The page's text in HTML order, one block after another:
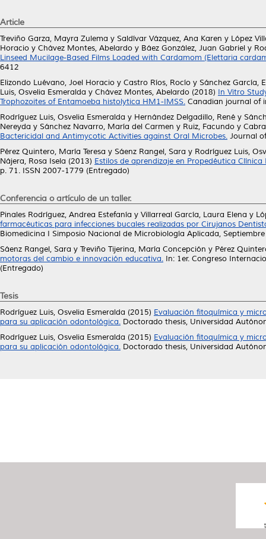
Article
Treviño Garza, Mayra Zulema y Saldívar Vázquez, Ana Karen y López
Horacio y Chávez Montes, Abelardo y Báez González, Juan Gabriel y
Linseed Mucilage-Based Films Loaded with Cardamom (Elettaria
6412
Elizondo Luévano, Joel Horacio y Castro Ríos, Rocío y Sánchez García,
Luis, Osvelia Esmeralda y Chávez Montes, Abelardo (2018) In Vitro
Trophozoites of Entamoeba histolytica HM1-IMSS. Canadian journal of
Rodríguez Luis, Osvelia Esmeralda y Hernández Delgadillo, René y
Nereyda y Sánchez Navarro, María del Carmen y Ruiz, Facundo y
Bactericidal and Antimycotic Activities against Oral Microbes. Journal
Pérez Quintero, María Teresa y Sáenz Rangel, Sara y Rodríguez Luis,
Nájera, Rosa Isela (2013) Estilos de aprendizaje en Propedéutica
p. 71. ISSN 2007-1779 (Entregado)
Conferencia o artículo de un taller.
Pinales Rodríguez, Andrea Estefanía y Villarreal García, Laura Elena y
farmacéuticas para infecciones bucales realizadas por Cirujanos
Biomedicina I Simposio Nacional de Microbiología Aplicada,
Sáenz Rangel, Sara y Treviño Tijerina, María Concepción y Pérez
motoras del cambio e innovación educativa. In: 1er. Congreso
(Entregado)
Tesis
Rodríguez Luis, Osvelia Esmeralda (2015) Evaluación fitoquímica y
para su aplicación odontológica. Doctorado thesis, Universidad
Rodríguez Luis, Osvelia Esmeralda (2015) Evaluación fitoquímica y
para su aplicación odontológica. Doctorado thesis, Universidad